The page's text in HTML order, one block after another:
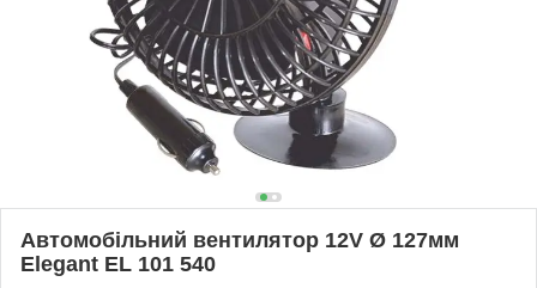
Автомобільний вентилятор 12V Ø 127мм
Elegant EL 101 540